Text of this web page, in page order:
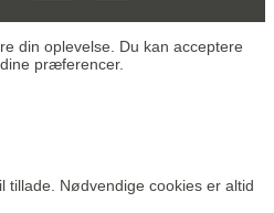
din oplevelse. Du kan acceptere
præferencer.
tillade. Nødvendige cookies er altid